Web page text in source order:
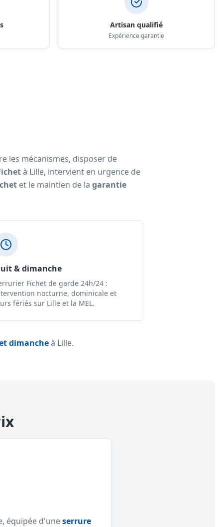
Artisan qualifié
Expérience garantie
les mécanismes, disposer de
à Lille, intervient en urgence de
et le maintien de la garantie
& dimanche
Fichet de garde 24h/24 :
nocturne, dominicale et
fériés sur Lille et la MEL.
dimancheà Lille.
équipée d'une serrure